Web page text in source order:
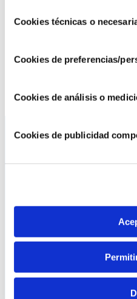
deCookies técnicas o
Cookies de preferencias/
Cookies de análisis o
Cookies de publicidad
‘Migaja de poleo’, de Manuel
Más información: www.ffe.es
La AEF
Fundaciones
Asesoría
Formación y eventos